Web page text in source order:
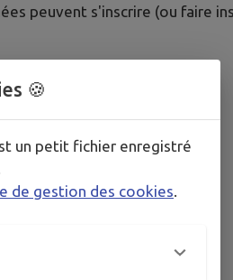
peuvent s'inscrire (ou faire
prudence.
🍪
un petit fichier enregistré
de gestion des cookies